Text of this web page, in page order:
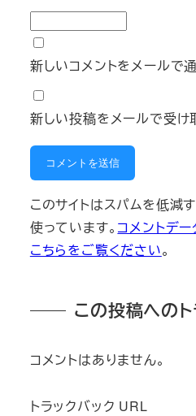
新しいコメントをメールで
新しい投稿をメールで受け
このサイトはスパムを低減
使っています。 コメントデ
こちらをご覧ください。
この投稿へのト
コメントはありません。
トラックバック URL